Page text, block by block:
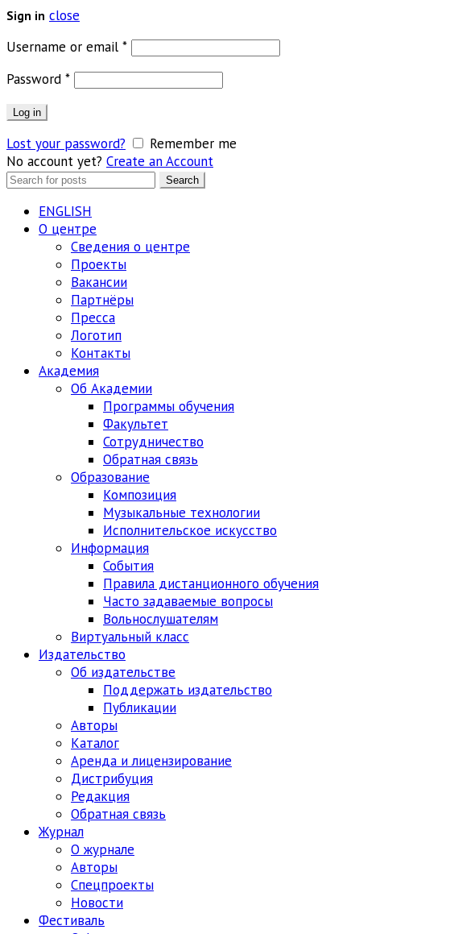
Sign in close
Username or email *Обязательно
Password *Обязательно
Log in
Lost your password?
Remember me
No account yet? Create an Account
Search
Search
ENGLISH
О центре
Сведения о центре
Проекты
Вакансии
Партнёры
Пресса
Логотип
Контакты
Академия
Об Академии
Программы обучения
Факультет
Сотрудничество
Обратная связь
Образование
Композиция
Музыкальные технологии
Исполнительское искусство
Информация
События
Правила дистанционного обучения
Часто задаваемые вопросы
Вольнослушателям
Виртуальный класс
Издательство
Об издательстве
Поддержать издательство
Публикации
Авторы
Каталог
Аренда и лицензирование
Дистрибуция
Редакция
Обратная связь
Журнал
О журнале
Авторы
Спецпроекты
Новости
Фестиваль